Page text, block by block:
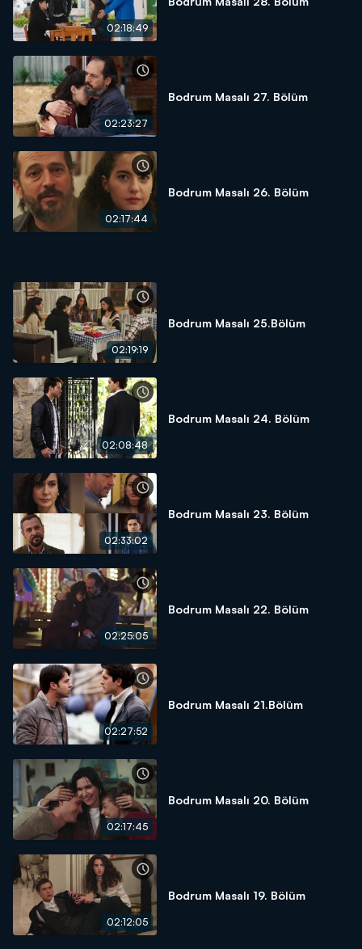
02:18:49
02:23:27
Bodrum Masalı 27. Bölüm
02:17:44
Bodrum Masalı 26. Bölüm
02:19:19
Bodrum Masalı 25.Bölüm
02:08:48
Bodrum Masalı 24. Bölüm
02:33:02
Bodrum Masalı 23. Bölüm
02:25:05
Bodrum Masalı 22. Bölüm
02:27:52
Bodrum Masalı 21.Bölüm
02:17:45
Bodrum Masalı 20. Bölüm
02:12:05
Bodrum Masalı 19. Bölüm